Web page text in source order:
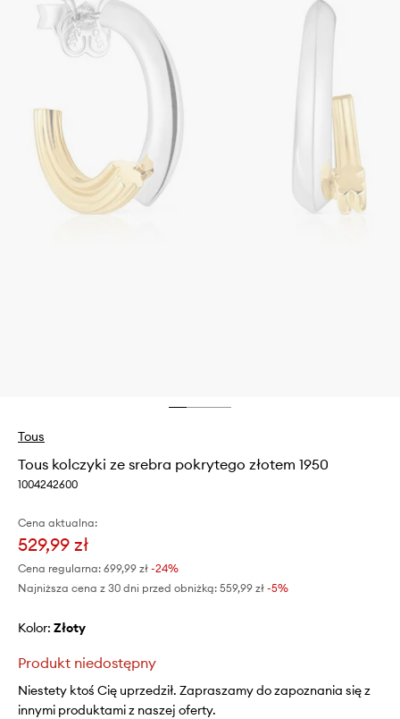
Tous
Tous kolczyki ze srebra pokrytego złotem 1950
1004242600
Cena aktualna:
529,99 zł
Cena regularna: 699,99 zł -24%
Najniższa cena z 30 dni przed obniżką: 559,99 zł -5%
Kolor: złoty
Produkt niedostępny
Niestety ktoś Cię uprzedził. Zapraszamy do zapoznania się z
innymi produktami z naszej oferty.